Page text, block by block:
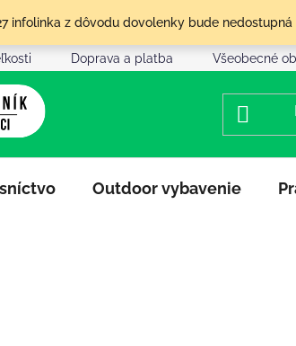
infolinka z dôvodu dovolenky bude
Doprava a platba Všeobecné
Outdoor vybavenie